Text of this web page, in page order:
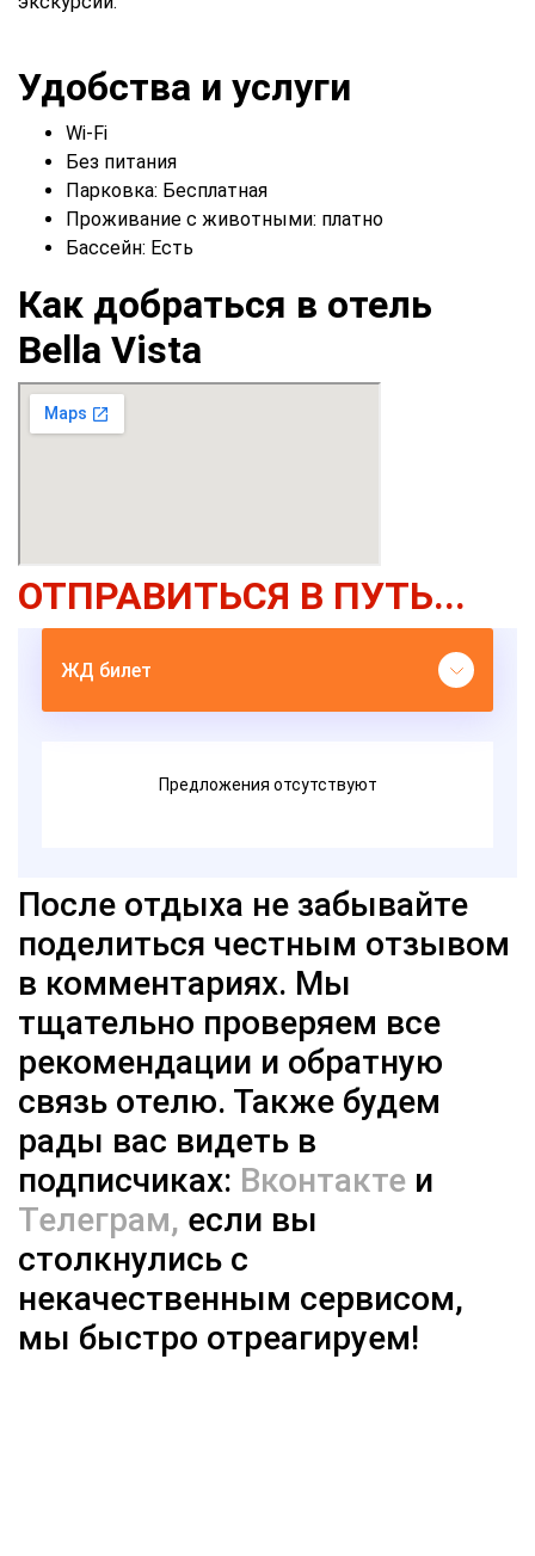
Удобства и услуги
Wi-Fi
Без питания
Парковка: Бесплатная
Проживание с животными: платно
Бассейн: Есть
Как добраться в отель
Bella Vista
ОТПРАВИТЬСЯ В ПУТЬ...
После отдыха не забывайте
поделиться честным отзывом
в комментариях. Мы
тщательно проверяем все
рекомендации и обратную
связь отелю. Также будем
рады вас видеть в
подписчиках: Вконтакте и
Телеграм, если вы
столкнулись с
некачественным сервисом,
мы быстро отреагируем!